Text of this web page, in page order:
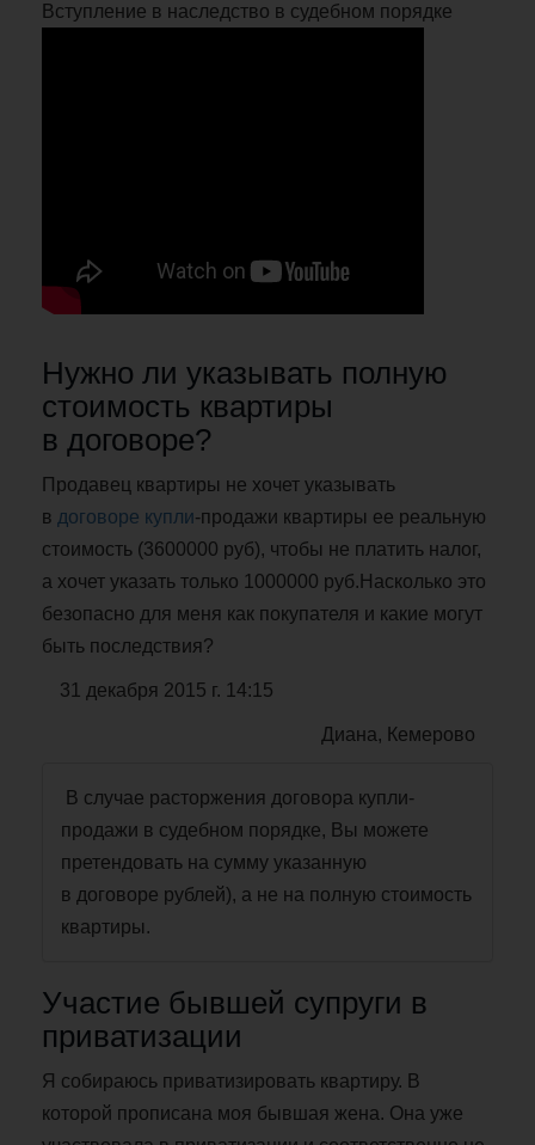
Вступление в наследство в судебном порядке
Нужно ли указывать полную
стоимость квартиры
в договоре?
Продавец квартиры не хочет указывать
в договоре купли-продажи квартиры ее реальную
стоимость (3600000 руб), чтобы не платить налог,
а хочет указать только 1000000 руб.Насколько это
безопасно для меня как покупателя и какие могут
быть последствия?
31 декабря 2015 г. 14:15
Диана, Кемерово
В случае расторжения договора купли-
продажи в судебном порядке, Вы можете
претендовать на сумму указанную
в договоре рублей), а не на полную стоимость
квартиры.
Участие бывшей супруги в
приватизации
Я собираюсь приватизировать квартиру. В
которой прописана моя бывшая жена. Она уже